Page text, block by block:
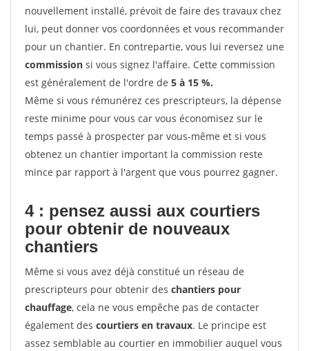
nouvellement installé, prévoit de faire des travaux chez
lui, peut donner vos coordonnées et vous recommander
pour un chantier. En contrepartie, vous lui reversez une
commission si vous signez l'affaire. Cette commission
est généralement de l'ordre de 5 à 15 %.
Même si vous rémunérez ces prescripteurs, la dépense
reste minime pour vous car vous économisez sur le
temps passé à prospecter par vous-même et si vous
obtenez un chantier important la commission reste
mince par rapport à l'argent que vous pourrez gagner.
4 : pensez aussi aux courtiers
pour obtenir de nouveaux
chantiers
Même si vous avez déjà constitué un réseau de
prescripteurs pour obtenir des chantiers pour
chauffage, cela ne vous empêche pas de contacter
également des courtiers en travaux. Le principe est
assez semblable au courtier en immobilier auquel vous